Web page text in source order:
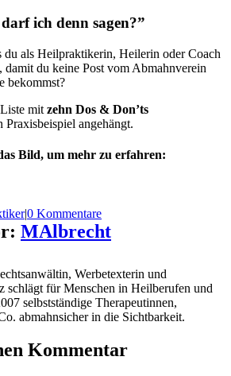
ich denn sagen?”
du als Heilpraktikerin, Heilerin oder Coach
damit du keine Post vom Abmahnverein
bekommst?
Liste mitzehn Dos & Don’ts
Praxisbeispiel angehängt.
Bild, um mehr zu erfahren:
|0 Kommentare
MAlbrecht
Werbetexterin und
schlägt für Menschen in Heilberufen und
selbstständige Therapeutinnen,
abmahnsicher in die Sichtbarkeit.
Kommentar